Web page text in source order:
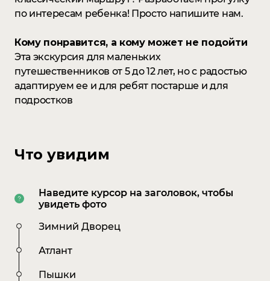
по интересам ребенка! Просто напишите нам.
Кому понравится, а кому может не подойти
Эта экскурсия для маленьких
путешественников от 5 до 12 лет, но с радостью
адаптируем ее и для ребят постарше и для
подростков
Что увидим
Наведите курсор на заголовок, чтобы
увидеть фото
Зимний Дворец
Атлант
Пышки
Design
Nick Adams